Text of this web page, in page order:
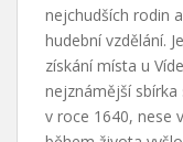
nejchudších rodin
hudební vzdělání.
získání místa u
nejznámější sbírka
v roce 1640, nese